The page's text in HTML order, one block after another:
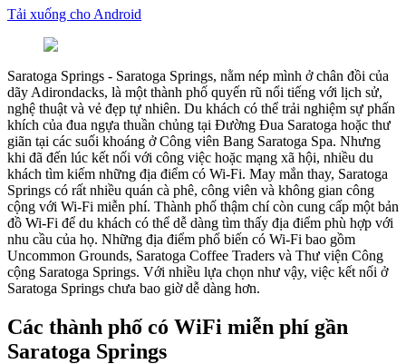
Tải xuống cho Android
Saratoga Springs - Saratoga Springs, nằm nép mình ở chân đồi của
dãy Adirondacks, là một thành phố quyến rũ nổi tiếng với lịch sử,
nghệ thuật và vẻ đẹp tự nhiên. Du khách có thể trải nghiệm sự phấn
khích của đua ngựa thuần chủng tại Đường Đua Saratoga hoặc thư
giãn tại các suối khoáng ở Công viên Bang Saratoga Spa. Nhưng
khi đã đến lúc kết nối với công việc hoặc mạng xã hội, nhiều du
khách tìm kiếm những địa điểm có Wi-Fi. May mắn thay, Saratoga
Springs có rất nhiều quán cà phê, công viên và không gian công
cộng với Wi-Fi miễn phí. Thành phố thậm chí còn cung cấp một bản
đồ Wi-Fi để du khách có thể dễ dàng tìm thấy địa điểm phù hợp với
nhu cầu của họ. Những địa điểm phổ biến có Wi-Fi bao gồm
Uncommon Grounds, Saratoga Coffee Traders và Thư viện Công
cộng Saratoga Springs. Với nhiều lựa chọn như vậy, việc kết nối ở
Saratoga Springs chưa bao giờ dễ dàng hơn.
Các thành phố có WiFi miễn phí gần
Saratoga Springs